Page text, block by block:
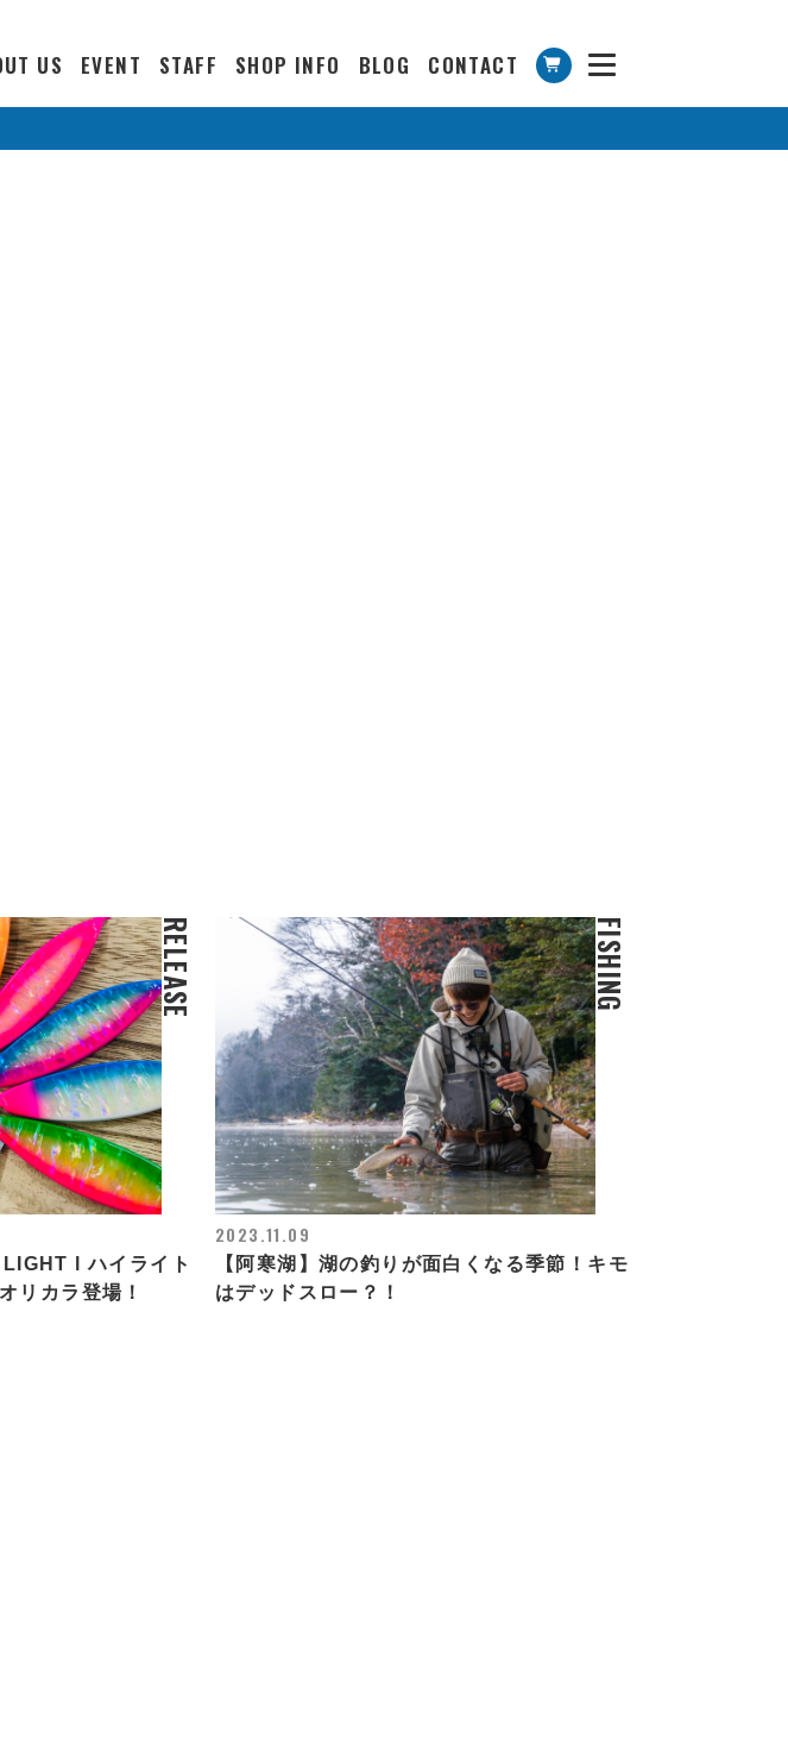
US EVENT STAFF SHOP INFO BLOG CONTACT
RELEASE
l ハイライト
リカラ登場！
FISHING
2023.11.09
【阿寒湖】湖の釣りが面白くなる季節！キモ
はデッドスロー？！